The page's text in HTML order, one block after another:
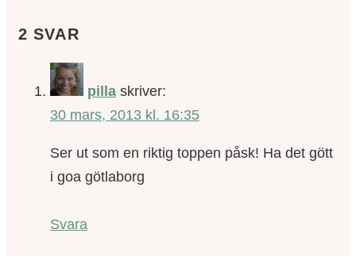
2 SVAR
pilla skriver:
30 mars, 2013 kl. 16:35
Ser ut som en riktig toppen påsk! Ha det gött
i goa götlaborg
Svara